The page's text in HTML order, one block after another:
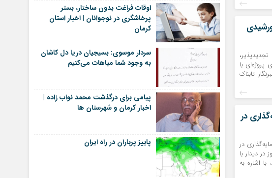
انرژی خورشیدی
پروژه‌ای با
تابناک
در
در
در دیدار با
اشاره به
اوقات فراغت بدون ساختار، بستر
پرخاشگری در نوجوانان | اخبار استان
کرمان
سردار موسوی: بسیجیان دریا دل کاشان
به وجود شما مباهات می‌کنیم
پیامی برای درگذشت محمد نواب زاده |
اخبار کرمان و شهرستان ها
پاییز پرباران در راه ایران